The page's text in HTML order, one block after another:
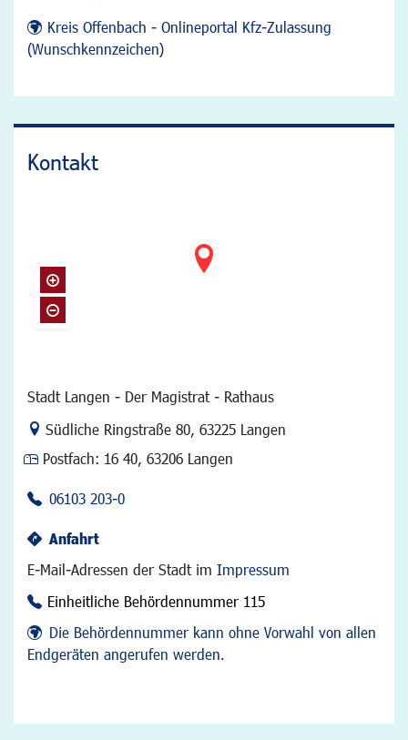
Kreis Offenbach - Onlineportal Kfz-Zulassung
(Wunschkennzeichen)
Kontakt
Stadt Langen - Der Magistrat - Rathaus
Link zur Google-Maps Navigation
Südliche Ringstraße 80, 63225 Langen
Postfach: 16 40, 63206 Langen
06103 203-0
Anfahrt
E-Mail-Adressen der Stadt im Impressum
Einheitliche Behördennummer 115
Die Behördennummer kann ohne Vorwahl von allen
Endgeräten angerufen werden.